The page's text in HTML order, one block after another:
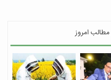
مطالب امروز